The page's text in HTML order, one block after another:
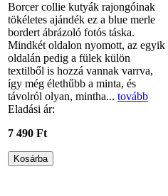
Borcer collie kutyák rajongóinak
tökéletes ajándék ez a blue merle
bordert ábrázoló fotós táska.
Mindkét oldalon nyomott, az egyik
oldalán pedig a fülek külön
textilből is hozzá vannak varrva,
így még élethűbb a minta, és
távolról olyan, mintha... tovább
Eladási ár:
7 490 Ft